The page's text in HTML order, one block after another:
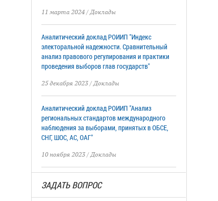
11 марта 2024 / Доклады
Аналитический доклад РОИИП "Индекс
электоральной надежности. Сравнительный
анализ правового регулирования и практики
проведения выборов глав государств"
25 декабря 2023 / Доклады
Аналитический доклад РОИИП "Анализ
региональных стандартов международного
наблюдения за выборами, принятых в ОБСЕ,
СНГ, ШОС, АС, ОАГ"
10 ноября 2023 / Доклады
ЗАДАТЬ ВОПРОС